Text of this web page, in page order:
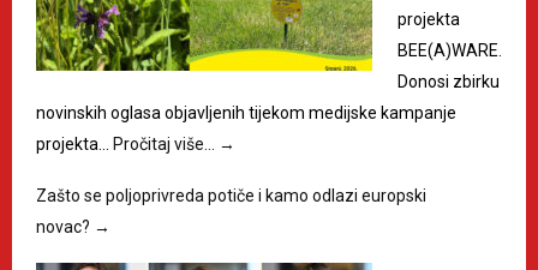
projekta
BEE(A)WARE.
Donosi zbirku
novinskih oglasa objavljenih tijekom medijske kampanje
projekta… Pročitaj više… →
Zašto se poljoprivreda potiče i kamo odlazi europski
novac? →